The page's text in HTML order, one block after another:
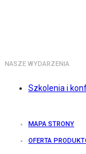
NASZE WYDARZENIA
Szkolenia i
MAPA STRONY
OFERTA